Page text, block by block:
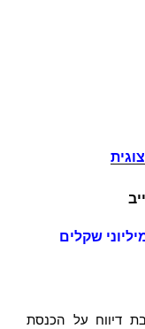
שקלים
דיווח על הכנסת